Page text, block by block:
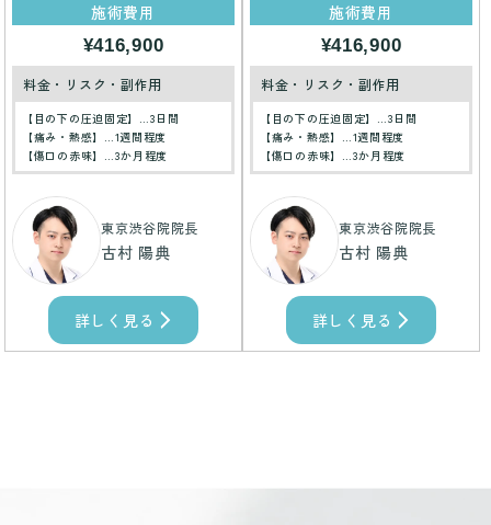
施術費用
¥416,900
料金・リスク・副作用
【目の下の圧迫固定】…3日間
【痛み・熱感】…1週間程度
【傷口の赤味】…3か月程度
東京渋谷院院長
古村 陽典
詳しく見る
施術費用
¥416,900
料金・リスク・副作用
【目の下の圧迫固定】…3日間
【痛み・熱感】…1週間程度
【傷口の赤味】…3か月程度
東京渋谷院院長
古村 陽典
詳しく見る